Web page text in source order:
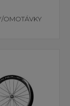
OMOTÁVKY